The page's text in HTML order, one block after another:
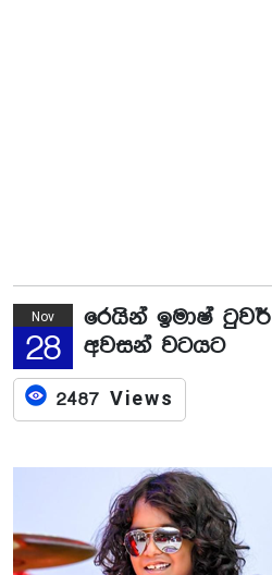
Nov
28
රෙයින් ඉමාෂ්
අවසන් වටයට
2487 Views